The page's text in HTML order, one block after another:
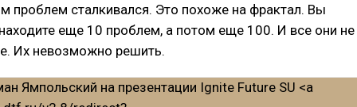
проблем сталкивался. Это похоже на фрактал. Вы
находите еще 10 проблем, а потом еще 100. И все они не
Их невозможно решить.